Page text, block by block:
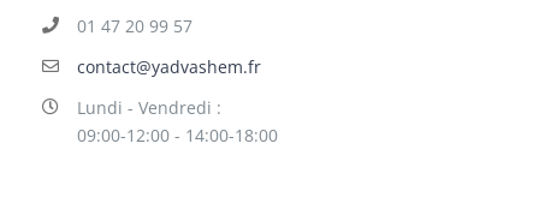
01 47 20 99 57
contact@yadvashem.fr
Lundi - Vendredi :
09:00-12:00 - 14:00-18:00